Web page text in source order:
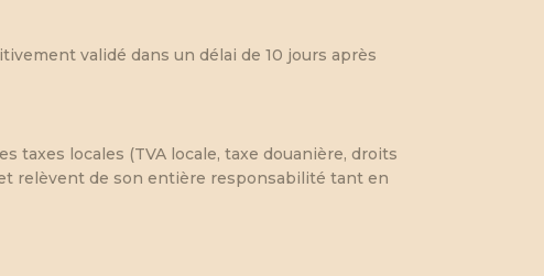
validé dans un délai de 10 jours après
taxes locales (TVA locale, taxe douanière, droits
relèvent de son entière responsabilité tant en